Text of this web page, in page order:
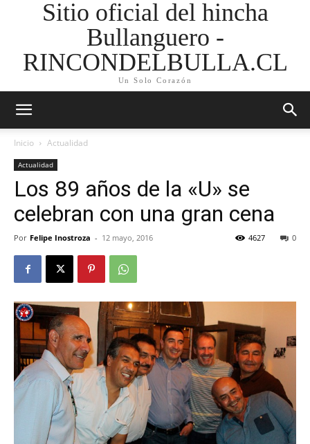
Sitio oficial del hincha
Bullanguero -
RINCONDELBULLA.CL
Un Solo Corazón
Inicio Actualidad
Actualidad
Los 89 años de la «U» se
celebran con una gran cena
Por Felipe Inostroza - 12 mayo, 2016 0
4627